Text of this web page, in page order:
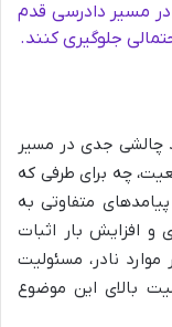
در مسیر دادرسی قدم
جلوگیری کنند.
چالشی جدی در مسیر
چه برای طرفی که
متفاوتی به
و افزایش بار اثبات
نادر، مسئولیت
بالای این موضوع